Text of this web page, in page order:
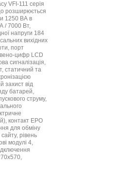
VFI-111 серія
розширюється
1250 ВА в
/ 7000 Вт,
напруги 184
вихідних
порт
цифр LCD
сигналізація,
статичний та
захист від
батарей,
струму,
контакт ЕРО
для обміну
рівень
модулі 4,